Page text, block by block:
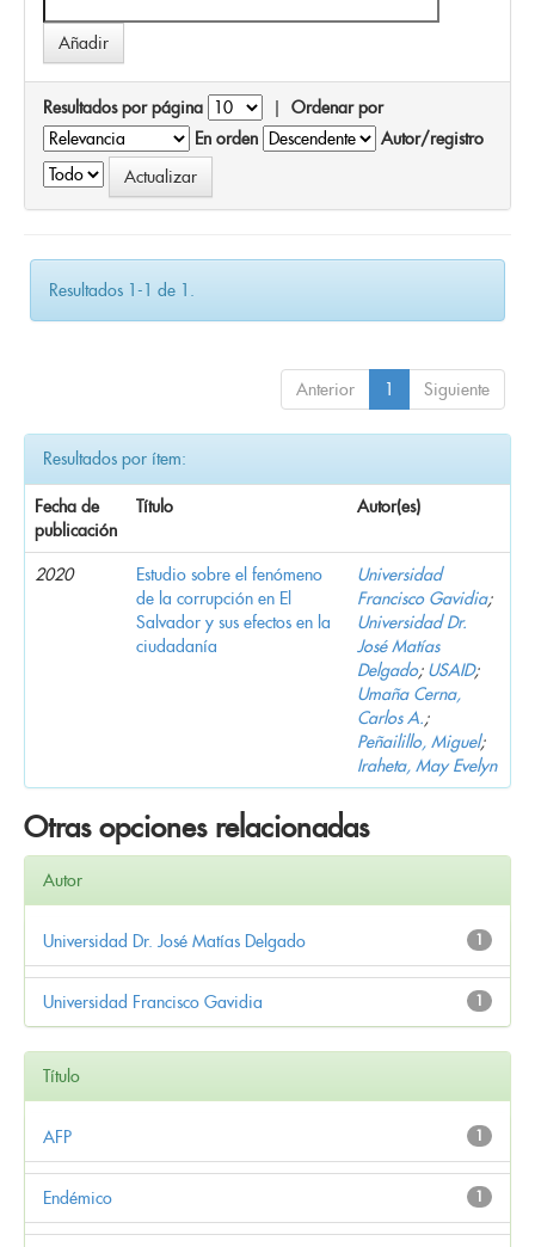
Resultados por página | Ordenar por
En orden
Autor/registro
Resultados 1-1 de 1.
Anterior 1 Siguiente
Resultados por ítem:
Fecha de
publicación
Título Autor(es)
2020
Estudio sobre el fenómeno
de la corrupción en El
Salvador y sus efectos en la
ciudadanía
Universidad
Francisco Gavidia;
Universidad Dr.
José Matías
Delgado; USAID;
Umaña Cerna,
Carlos A.;
Peñailillo, Miguel;
Iraheta, May Evelyn
Otras opciones relacionadas
Autor
1
Universidad Dr. José Matías Delgado
1
Universidad Francisco Gavidia
Título
1
AFP
1
Endémico